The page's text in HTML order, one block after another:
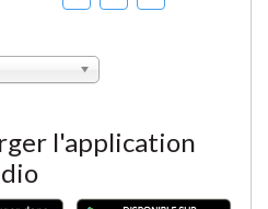
l'application